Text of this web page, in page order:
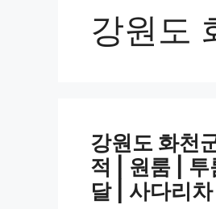
강원도
강원도 화천
적 | 원룸 |
달 | 사다리차